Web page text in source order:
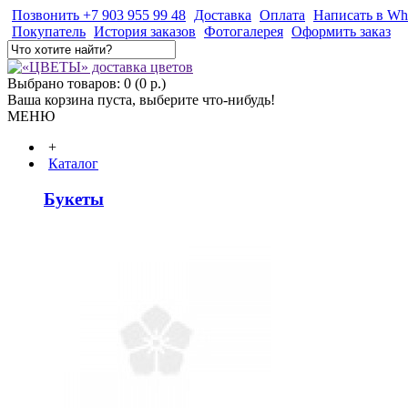
Позвонить +7 903 955 99 48 Доставка Оплата Написать в
Покупатель История заказов Фотогалерея Оформить заказ
Выбрано товаров: 0 (0 р.)
Ваша корзина пуста, выберите что-нибудь!
МЕНЮ
+
Каталог
Букеты